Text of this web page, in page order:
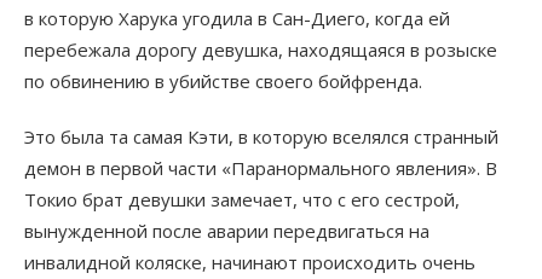
в которую Харука угодила в Сан-Диего, когда ей
перебежала дорогу девушка, находящаяся в розыске
по обвинению в убийстве своего бойфренда.
Это была та самая Кэти, в которую вселялся странный
демон в первой части «Паранормального явления». В
Токио брат девушки замечает, что с его сестрой,
вынужденной после аварии передвигаться на
инвалидной коляске, начинают происходить очень